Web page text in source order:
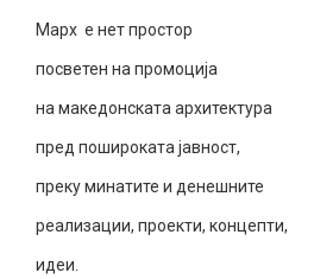
Марх е нет простор
посветен на промоција
на македонската архитектура
пред пошироката јавност,
преку минатите и денешните
реализации, проекти, концепти,
идеи.